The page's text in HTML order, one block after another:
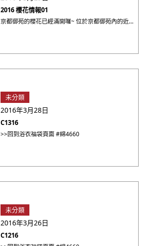
2016 櫻花情報01
京都御苑的櫻花已經滿開囉~ 位於京都御苑內的近衛邸跡的櫻花，被稱做［近衛の糸桜］的枝垂櫻開得正漂亮呢，錯過盛開 ・・・
未分類
2016年3月28日
C1316
>>回到浴衣福袋頁面 #綿4660
未分類
2016年3月26日
C1216